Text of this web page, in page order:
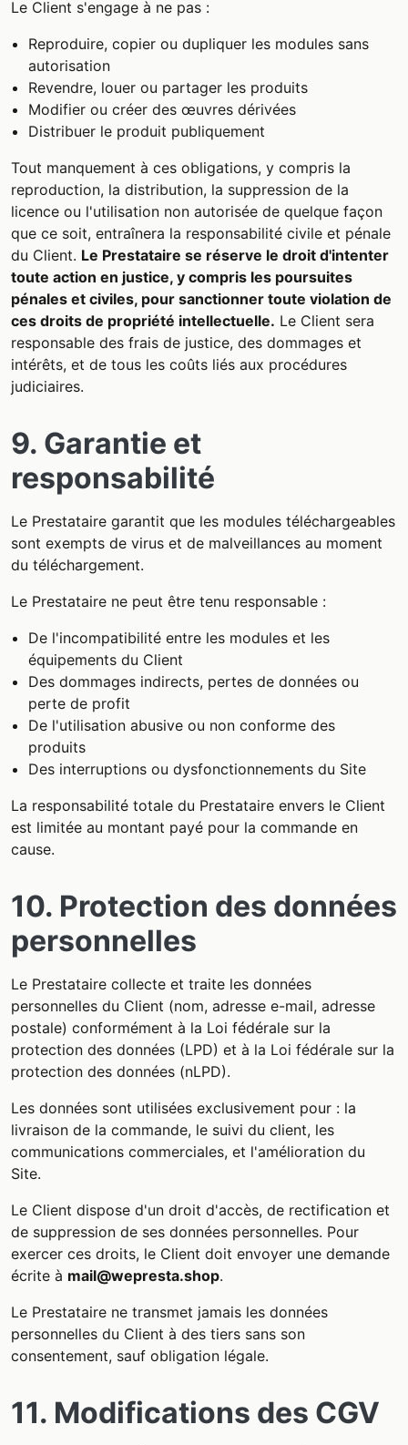
Le Client s'engage à ne pas :
Reproduire, copier ou dupliquer les modules sans
autorisation
Revendre, louer ou partager les produits
Modifier ou créer des œuvres dérivées
Distribuer le produit publiquement
Tout manquement à ces obligations, y compris la
reproduction, la distribution, la suppression de la
licence ou l'utilisation non autorisée de quelque façon
que ce soit, entraînera la responsabilité civile et pénale
du Client. Le Prestataire se réserve le droit d'intenter
toute action en justice, y compris les poursuites
pénales et civiles, pour sanctionner toute violation de
ces droits de propriété intellectuelle. Le Client sera
responsable des frais de justice, des dommages et
intérêts, et de tous les coûts liés aux procédures
judiciaires.
9. Garantie et
responsabilité
Le Prestataire garantit que les modules téléchargeables
sont exempts de virus et de malveillances au moment
du téléchargement.
Le Prestataire ne peut être tenu responsable :
De l'incompatibilité entre les modules et les
équipements du Client
Des dommages indirects, pertes de données ou
perte de profit
De l'utilisation abusive ou non conforme des
produits
Des interruptions ou dysfonctionnements du Site
La responsabilité totale du Prestataire envers le Client
est limitée au montant payé pour la commande en
cause.
10. Protection des données
personnelles
Le Prestataire collecte et traite les données
personnelles du Client (nom, adresse e-mail, adresse
postale) conformément à la Loi fédérale sur la
protection des données (LPD) et à la Loi fédérale sur la
protection des données (nLPD).
Les données sont utilisées exclusivement pour : la
livraison de la commande, le suivi du client, les
communications commerciales, et l'amélioration du
Site.
Le Client dispose d'un droit d'accès, de rectification et
de suppression de ses données personnelles. Pour
exercer ces droits, le Client doit envoyer une demande
écrite à mail@wepresta.shop.
Le Prestataire ne transmet jamais les données
personnelles du Client à des tiers sans son
consentement, sauf obligation légale.
11. Modifications des CGV